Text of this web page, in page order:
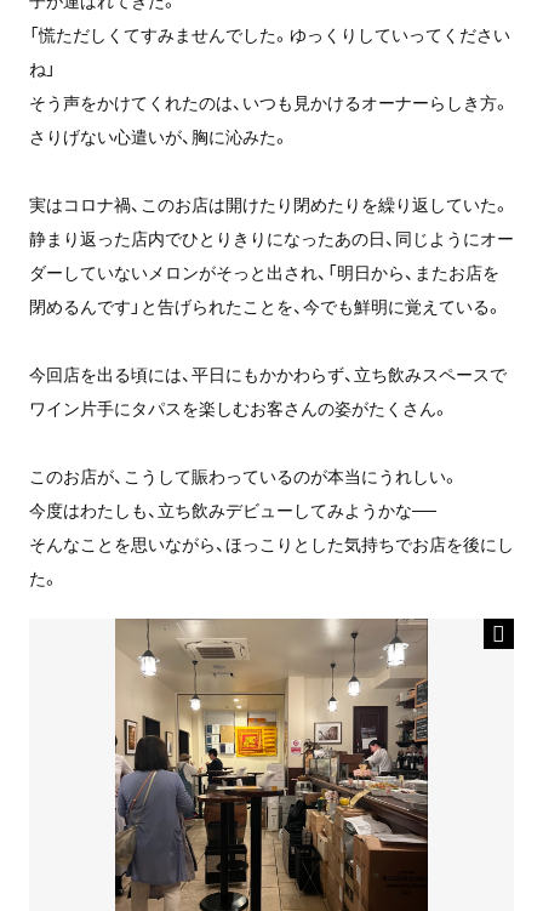
「慌ただしくてすみませんでした。ゆっくりしていってください
ね」
そう声をかけてくれたのは、いつも見かけるオーナーらしき方。
さりげない心遣いが、胸に沁みた。
実はコロナ禍、このお店は開けたり閉めたりを繰り返していた。
静まり返った店内でひとりきりになったあの日、同じようにオー
ダーしていないメロンがそっと出され、「明日から、またお店を
閉めるんです」と告げられたことを、今でも鮮明に覚えている。
今回店を出る頃には、平日にもかかわらず、立ち飲みスペースで
ワイン片手にタパスを楽しむお客さんの姿がたくさん。
このお店が、こうして賑わっているのが本当にうれしい。
今度はわたしも、立ち飲みデビューしてみようかな──
そんなことを思いながら、ほっこりとした気持ちでお店を後にし
た。